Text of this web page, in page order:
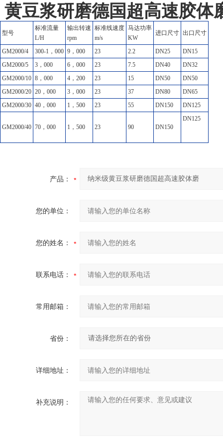
黄豆浆研磨德国超高速胶体
型号
标准流量
L/H
输出转速
rpm
标准线速度
m/s
马达功率
KW
进口尺寸 出口尺寸
GM2000/4 300-1 ， 000 9 ， 000 23 2.2 DN25
DN15
GM2000/5 3 ， 000 6 ， 000 23 7.5 DN40
DN32
GM2000/10 8 ， 000 4 ， 200 23 15 DN50
DN50
GM2000/20 20 ， 000 3 ， 000 23 37 DN80
DN65
GM2000/30 40 ， 000 1 ， 500 23 55 DN150 DN125
GM2000/40 70 ， 000 1 ， 500 23 90 DN150
DN125
产品：
您的单位：
您的姓名：
联系电话：
常用邮箱：
省份：
详细地址：
补充说明：